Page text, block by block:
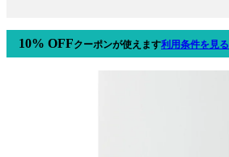
10% OFFクーポンが使えます利用条件を見る